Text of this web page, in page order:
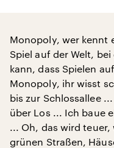
Monopoly, wer kennt
Spiel auf der Welt,
kann, dass Spielen
Monopoly, ihr wisst
bis zur Schlossallee
über Los ... Ich baue
... Oh, das wird
grünen Straßen,